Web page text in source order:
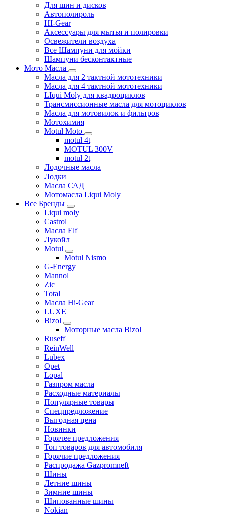
Для шин и дисков
Автополироль
HI-Gear
Аксессуары для мытья и полировки
Освежители воздуха
Все Шампуни для мойки
Шампуни бесконтактные
Мото Масла
Масла для 2 тактной мототехники
Масла для 4 тактной мототехники
LIqui Moly для квадроциклов
Трансмиссионные масла для мотоциклов
Масла для мотовилок и фильтров
Мотохимия
Motul Moto
motul 4t
MOTUL 300V
motul 2t
Лодочные масла
Лодки
Масла САД
Мотомасла Liqui Moly
Все Бренды
Liqui moly
Castrol
Масла Elf
Лукойл
Motul
Motul Nismo
G-Energy
Mannol
Zic
Total
Масла Hi-Gear
LUXE
Bizol
Моторные масла Bizol
Ruseff
ReinWell
Lubex
Opet
Lopal
Газпром масла
Расходные материалы
Популярные товары
Спецпредложение
Выгодная цена
Новинки
Горячее предложения
Топ товаров для автомобиля
Горячие предложения
Распродажа Gazpromneft
Шины
Летние шины
Зимние шины
Шипованные шины
Nokian